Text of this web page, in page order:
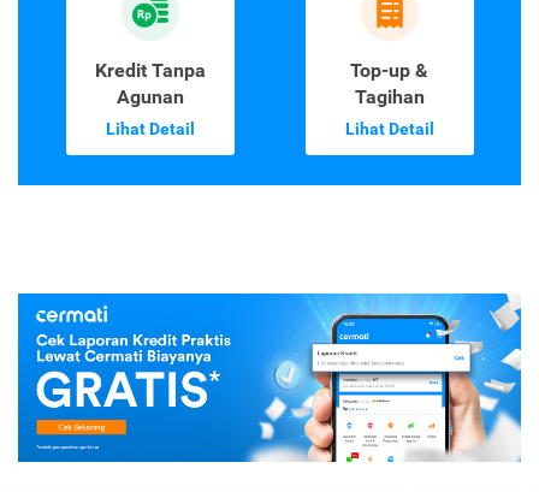
Kredit Tanpa
Agunan
Lihat Detail
Top-up &
Tagihan
Lihat Detail